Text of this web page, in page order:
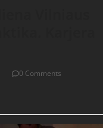
0 Comments